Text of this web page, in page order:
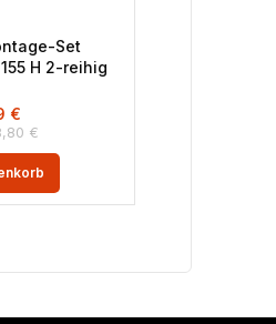
Set
H 2-reihig
€
€